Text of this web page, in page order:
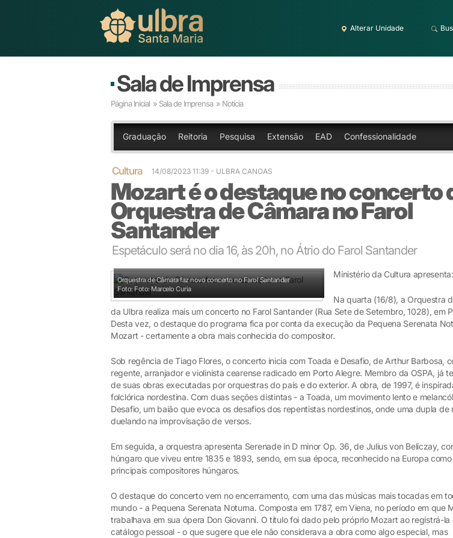
Alterar Unidade
Sala de Imprensa
Página Inicial » Sala de Imprensa » Notícia
Graduação Reitoria Pesquisa Extensão EAD Confessionalidade
Cultura 14/08/2023 11:39 - ULBRA CANOAS
Mozart é o destaque no concerto
Orquestra de Câmara no Farol
Santander
Espetáculo será no dia 16, às 20h, no Átrio do Farol Santander
Orquestra de Câmara faz novo concerto no Farol Santander
Foto: Foto: Marcelo Curia
Ministério da Cultura apresenta:
Na quarta (16/8), a Orquestra
da Ulbra realiza mais um concerto no Farol Santander (Rua Sete de Setembro, 1028), em
Desta vez, o destaque do programa fica por conta da execução da Pequena Serenata
Mozart - certamente a obra mais conhecida do compositor.
Sob regência de Tiago Flores, o concerto inicia com Toada e Desafio, de Arthur Barbosa,
regente, arranjador e violinista cearense radicado em Porto Alegre. Membro da OSPA, já
de suas obras executadas por orquestras do país e do exterior. A obra, de 1997, é
folclórica nordestina. Com duas seções distintas - a Toada, um movimento lento e
Desafio, um baião que evoca os desafios dos repentistas nordestinos, onde uma dupla de
duelando na improvisação de versos.
Em seguida, a orquestra apresenta Serenade in D minor Op. 36, de Julius von Beliczay,
húngaro que viveu entre 1835 e 1893, sendo, em sua época, reconhecido na Europa
principais compositores húngaros.
O destaque do concerto vem no encerramento, com uma das músicas mais tocadas em
mundo - a Pequena Serenata Noturna. Composta em 1787, em Viena, no período em que
trabalhava em sua ópera Don Giovanni. O título foi dado pelo próprio Mozart ao registrá-la
catálogo pessoal - o que sugere que ele não considerava a obra como algo especial, mas